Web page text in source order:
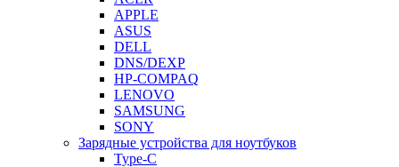
APPLE
ASUS
DELL
DNS/DEXP
HP-COMPAQ
LENOVO
SAMSUNG
SONY
Зарядные устройства для ноутбуков
Type-C